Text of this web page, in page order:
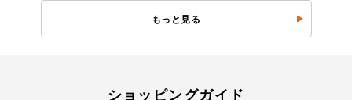
もっと見る
ショッピングガイド